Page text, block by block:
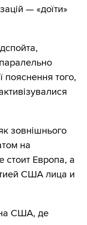
— «доїти»
пояснення того,
зовнішнього
на
стоит Европа, а
США лица и
на США, де